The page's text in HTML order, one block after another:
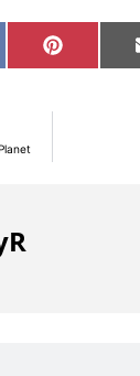
Compartir
en
Pinterest